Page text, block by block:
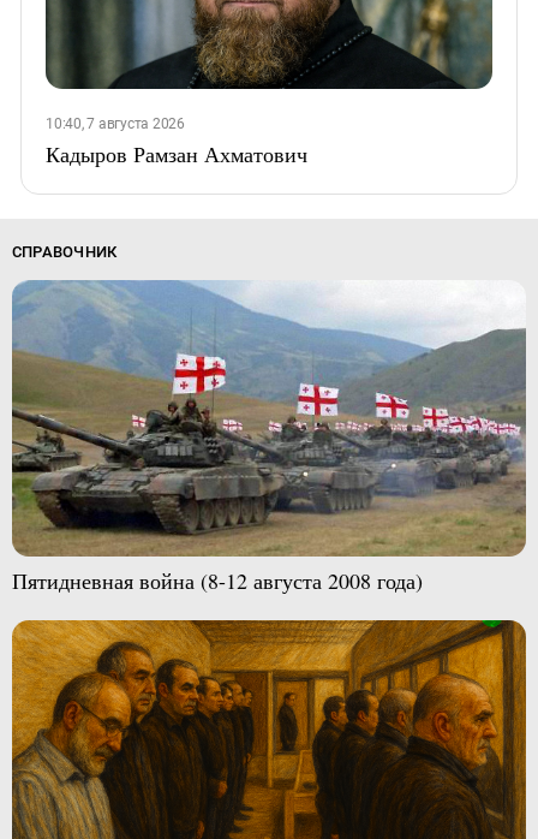
10:40, 7 августа 2026
Кадыров Рамзан Ахматович
СПРАВОЧНИК
Пятидневная война (8-12 августа 2008 года)